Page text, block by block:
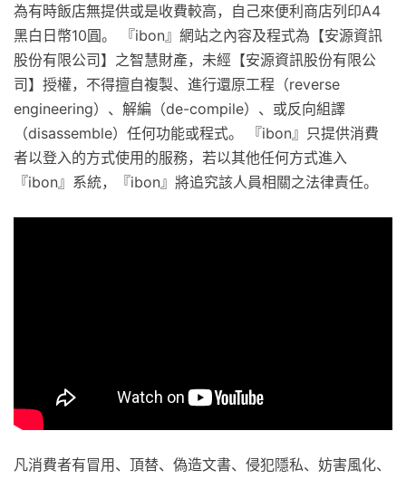
為有時飯店無提供或是收費較高，自己來便利商店列印A4
黑白日幣10圓。 『ibon』網站之內容及程式為【安源資訊
股份有限公司】之智慧財產，未經【安源資訊股份有限公
司】授權，不得擅自複製、進行還原工程（reverse
engineering）、解編（de-compile）、或反向組譯
（disassemble）任何功能或程式。 『ibon』只提供消費
者以登入的方式使用的服務，若以其他任何方式進入
『ibon』系統，『ibon』將追究該人員相關之法律責任。
凡消費者有冒用、頂替、偽造文書、侵犯隱私、妨害風化、